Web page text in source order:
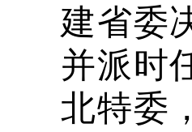
建省委
并派时
北特委